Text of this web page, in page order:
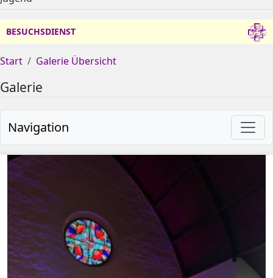
BESUCHSDIENST
Start Galerie Übersicht
Galerie
Navigation